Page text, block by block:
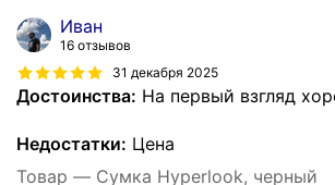
Иван
16 отзывов
31 декабря 2025
Достоинства: На первый взгляд
Недостатки: Цена
Товар — Сумка Hyperlook, черный